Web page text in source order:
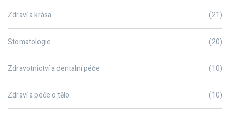
Zdraví a krása (21)
Stomatologie (20)
Zdravotnictví a dentalní péče (10)
Zdraví a péče o tělo (10)